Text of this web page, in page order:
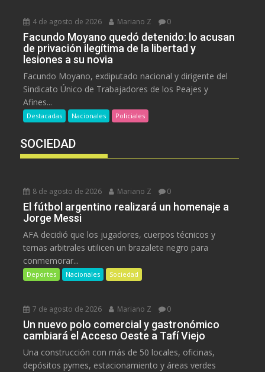
4 de agosto de 2026 Mariano Z 0
Facundo Moyano quedó detenido: lo acusan
de privación ilegítima de la libertad y
lesiones a su novia
Facundo Moyano, exdiputado nacional y dirigente del
Sindicato Único de Trabajadores de los Peajes y
Afines...
Destacadas Nacionales Policiales
SOCIEDAD
8 de agosto de 2026 Mariano Z 0
El fútbol argentino realizará un homenaje a
Jorge Messi
AFA decidió que los jugadores, cuerpos técnicos y
ternas arbitrales utilicen un brazalete negro para
conmemorar...
Deportes Nacionales Sociedad
7 de agosto de 2026 Mariano Z 0
Un nuevo polo comercial y gastronómico
cambiará el Acceso Oeste a Tafí Viejo
Una construcción con más de 50 locales, oficinas,
depósitos pymes, estacionamiento y áreas verdes